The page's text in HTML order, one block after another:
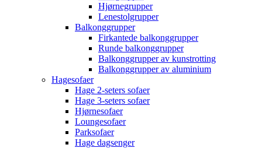
Hjørnegrupper
Lenestolgrupper
Balkonggrupper
Firkantede balkonggrupper
Runde balkonggrupper
Balkonggrupper av kunstrotting
Balkonggrupper av aluminium
Hagesofaer
Hage 2-seters sofaer
Hage 3-seters sofaer
Hjørnesofaer
Loungesofaer
Parksofaer
Hage dagsenger